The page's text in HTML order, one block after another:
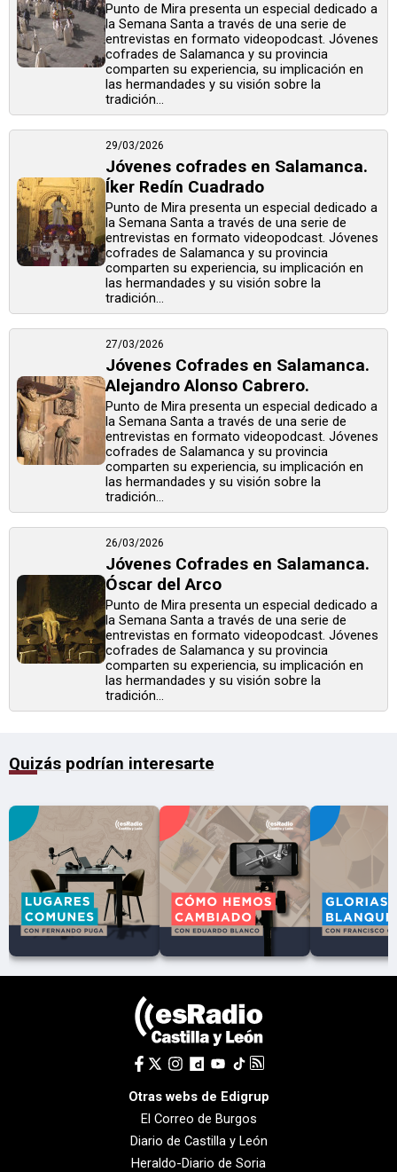
Punto de Mira presenta un especial dedicado a
la Semana Santa a través de una serie de
entrevistas en formato videopodcast. Jóvenes
cofrades de Salamanca y su provincia
comparten su experiencia, su implicación en
las hermandades y su visión sobre la
tradición...
29/03/2026
Jóvenes cofrades en Salamanca.
Íker Redín Cuadrado
Punto de Mira presenta un especial dedicado a
la Semana Santa a través de una serie de
entrevistas en formato videopodcast. Jóvenes
cofrades de Salamanca y su provincia
comparten su experiencia, su implicación en
las hermandades y su visión sobre la
tradición...
27/03/2026
Jóvenes Cofrades en Salamanca.
Alejandro Alonso Cabrero.
Punto de Mira presenta un especial dedicado a
la Semana Santa a través de una serie de
entrevistas en formato videopodcast. Jóvenes
cofrades de Salamanca y su provincia
comparten su experiencia, su implicación en
las hermandades y su visión sobre la
tradición...
26/03/2026
Jóvenes Cofrades en Salamanca.
Óscar del Arco
Punto de Mira presenta un especial dedicado a
la Semana Santa a través de una serie de
entrevistas en formato videopodcast. Jóvenes
cofrades de Salamanca y su provincia
comparten su experiencia, su implicación en
las hermandades y su visión sobre la
tradición...
Quizás podrían interesarte
Otras webs de Edigrup
El Correo de Burgos
Diario de Castilla y León
Heraldo-Diario de Soria